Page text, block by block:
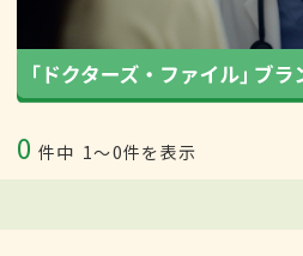
0 件中 1〜0件を表示